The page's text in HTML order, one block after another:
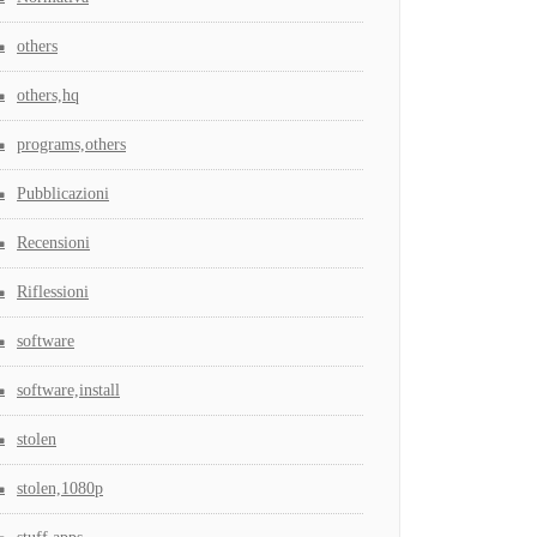
others
others,hq
programs,others
Pubblicazioni
Recensioni
Riflessioni
software
software,install
stolen
stolen,1080p